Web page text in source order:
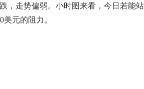
，走势偏弱。小时图来看，今日若能
元的阻力。